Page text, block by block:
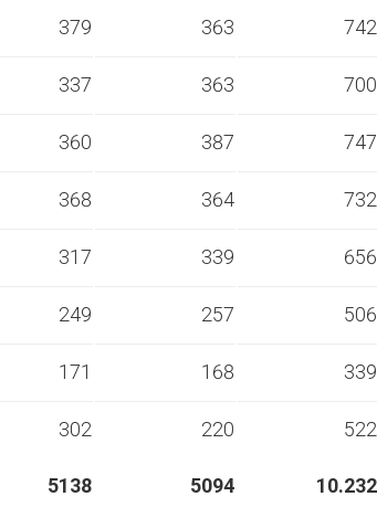
379 363 742
337 363 700
360 387 747
368 364 732
317 339 656
249 257 506
171 168 339
302 220 522
5138 5094 10.232